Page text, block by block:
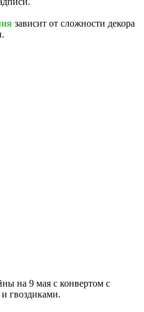
зависит от сложности декора
на 9 мая с конвертом с
гвоздиками.